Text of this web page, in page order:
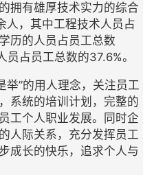
拥有雄厚技术实力的综合
人，其中工程技术人员占
历的人员占员工总数
占员工总数的37.6%。
系统的培训计划，完整的
工个人职业发展。同时企
人际关系，充分发挥员工
成长的快乐，追求个人与